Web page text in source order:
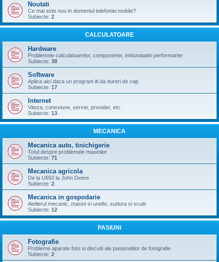
Noutati
Ce mai este nou in domeniul telefoniei mobile?
Subiecte: 2
CALCULATOARE
Hardware
Problemele calculatoarelor, componente, imbunatatiri performante
Subiecte: 38
Software
Aplica aici daca un program iti da dureri de cap
Subiecte: 17
Internet
Viteza, conexiune, server, provider, etc.
Subiecte: 13
MECANICA
Mecanica auto, tinichigerie
Totul despre problemele masinilor
Subiecte: 71
Mecanica agricola
De la U650 la John Deere
Subiecte: 2
Mecanica in gospodarie
Atelierul mecanic, masini si unelte, sudura si scule
Subiecte: 12
PASIUNI
Fotografie
Probleme aparate foto si discutii ale pasionatilor de fotografie
Subiecte: 2